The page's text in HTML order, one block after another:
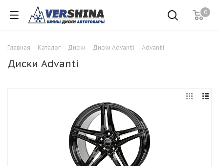
0
Главная - Каталог - Диски - Диски Advanti - Advanti
Диски Advanti